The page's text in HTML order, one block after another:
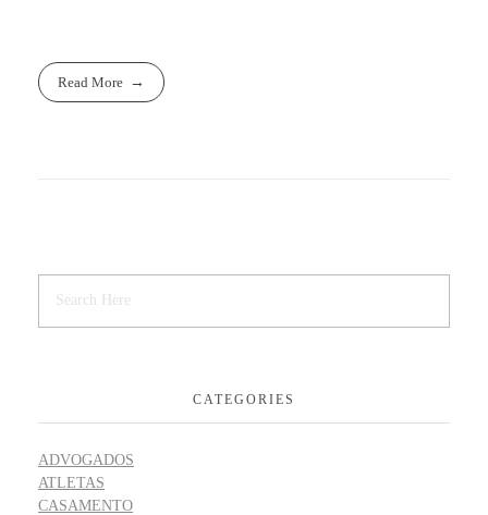
Read More
CATEGORIES
ADVOGADOS
ATLETAS
CASAMENTO